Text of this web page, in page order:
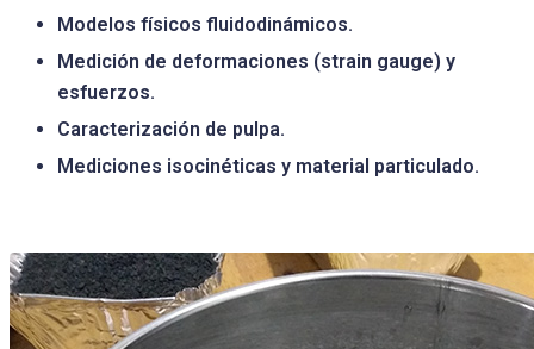
Modelos físicos fluidodinámicos.
Medición de deformaciones (strain gauge) y
esfuerzos.
Caracterización de pulpa.
Mediciones isocinéticas y material particulado.